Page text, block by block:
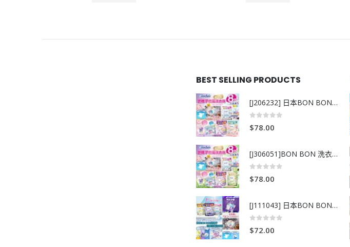
BEST SELLING PRODUCTS
[J206232] 日本BON BON銀離子抗菌啫喱洗衣珠 (80粒)
$78.00
[J306051]BON BON 洗衣珠-牧場+爽+玫瑰葡萄-80粒
$78.00
[J111043] 日本BON BON銀離子抗菌啫喱洗衣珠 (80粒)
$72.00